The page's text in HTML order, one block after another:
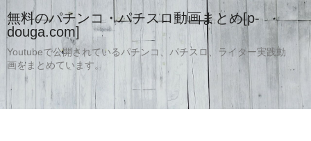
無料のパチンコ・パチスロ動画まとめ[p-
douga.com]
Youtubeで公開されているパチンコ、パチスロ、ライター実践動
画をまとめています。